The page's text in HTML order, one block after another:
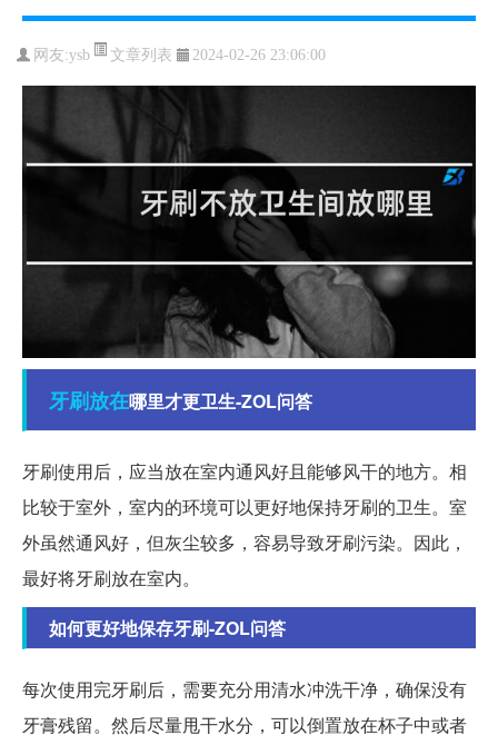
网友:ysb 文章列表 2024-02-26 23:06:00
牙刷放在哪里才更卫生-ZOL问答
牙刷使用后，应当放在室内通风好且能够风干的地方。相
比较于室外，室内的环境可以更好地保持牙刷的卫生。室
外虽然通风好，但灰尘较多，容易导致牙刷污染。因此，
最好将牙刷放在室内。
如何更好地保存牙刷-ZOL问答
每次使用完牙刷后，需要充分用清水冲洗干净，确保没有
牙膏残留。然后尽量甩干水分，可以倒置放在杯子中或者